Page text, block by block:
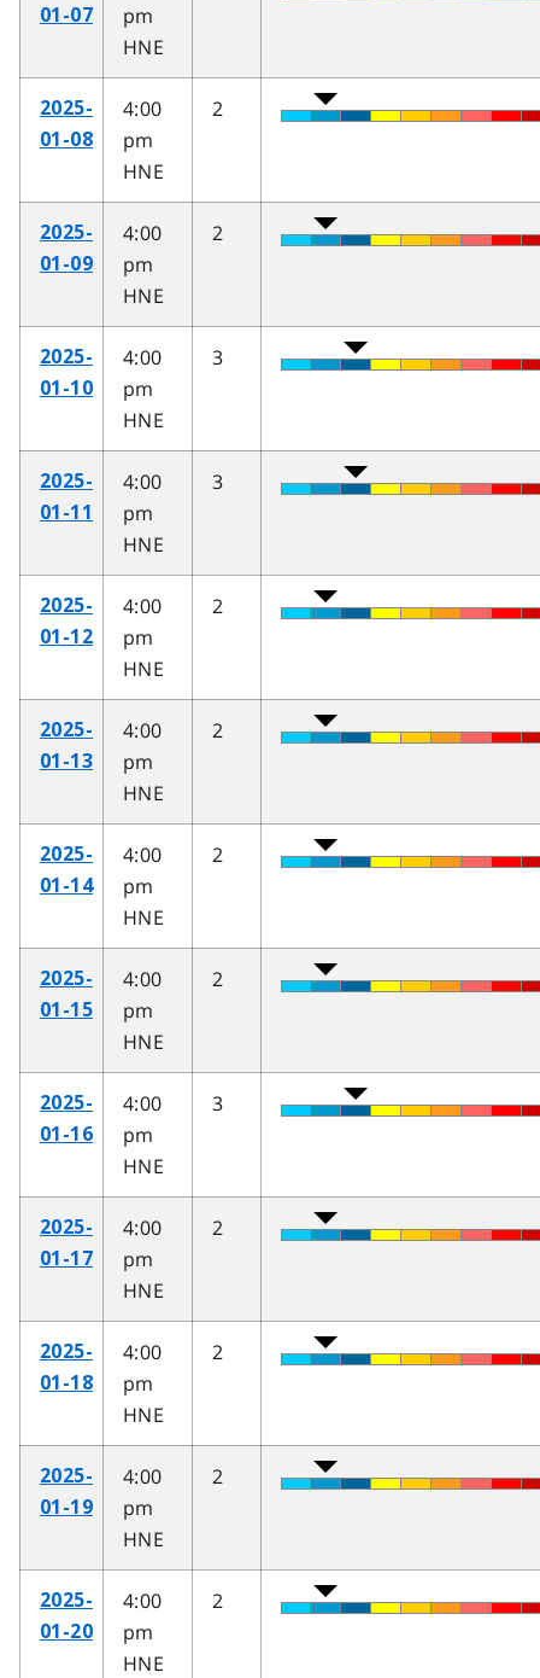
01-07
pm
HNE
2025-
01-08
4:00
pm
HNE
2
2025-
01-09
4:00
pm
HNE
2
2025-
01-10
4:00
pm
HNE
3
2025-
01-11
4:00
pm
HNE
3
2025-
01-12
4:00
pm
HNE
2
2025-
01-13
4:00
pm
HNE
2
2025-
01-14
4:00
pm
HNE
2
2025-
01-15
4:00
pm
HNE
2
2025-
01-16
4:00
pm
HNE
3
2025-
01-17
4:00
pm
HNE
2
2025-
01-18
4:00
pm
HNE
2
2025-
01-19
4:00
pm
HNE
2
2025-
01-20
4:00
pm
HNE
2